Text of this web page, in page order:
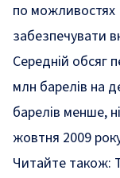
по
забезпечувати
Середній обсяг
млн барелів на
барелів менше,
жовтня 2009
Читайте також: